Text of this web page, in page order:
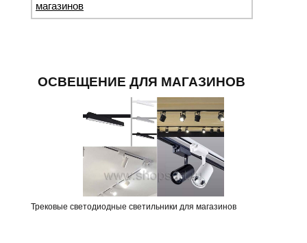
магазинов
ОСВЕЩЕНИЕ ДЛЯ МАГАЗИНОВ
Трековые светодиодные светильники для магазинов